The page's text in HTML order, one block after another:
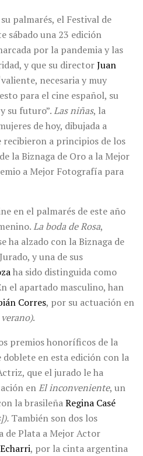
palmarés, el Festival de
sábado una 23 edición
por la pandemia y las
y que su directorJuan
necesaria y muy
para el cine español, su
su futuro”.Las niñas, la
de hoy, dibujada a
recibieron a principios de los
la Biznaga de Oro a la Mejor
a Mejor Fotografía para
en el palmarés de este año
La boda de Rosa,
ha alzado con la Biznaga de
y una de sus
ha sido distinguida como
el apartado masculino, han
Corres, por su actuación en
.
premios honoríficos de la
doblete en esta edición con la
que el jurado le ha
enEl inconveniente, un
la brasileñaRegina Casé
También son dos los
de Plata a Mejor Actor
, por la cinta argentina